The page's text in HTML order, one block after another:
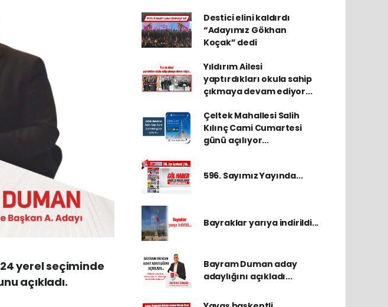
yerel seçiminde
açıkladı.
Destici elini kaldırdı
“Adayımız Gökhan
Koçak” dedi
Yıldırım Ailesi
yaptırdıkları okula sahip
çıkmaya devam ediyor...
Çeltek Mahallesi Salih
Kılınç Cami Cumartesi
günü açılıyor...
596. Sayımız Yayında...
Bayraklar yarıya indirildi...
Bayram Duman aday
adaylığını açıkladı...